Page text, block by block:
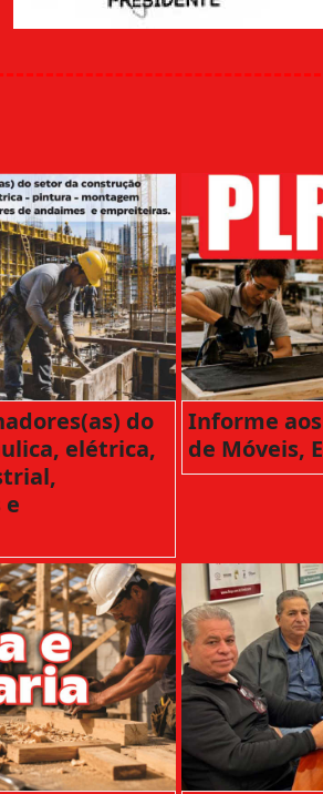
do
elétrica,
Informe
de Móveis,